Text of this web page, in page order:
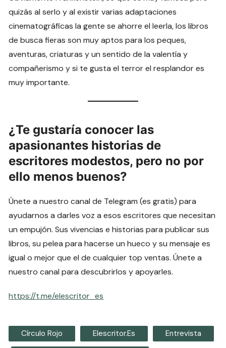
quizás al serlo y al existir varias adaptaciones
cinematográficas la gente se ahorre el leerla, los libros
de busca fieras son muy aptos para los peques,
aventuras, criaturas y un sentido de la valentía y
compañerismo y si te gusta el terror el resplandor es
muy importante.
¿Te gustaría conocer las
apasionantes historias de
escritores modestos, pero no por
ello menos buenos?
Únete a nuestro canal de Telegram (es gratis) para
ayudarnos a darles voz a esos escritores que necesitan
un empujón. Sus vivencias e historias para publicar sus
libros, su pelea para hacerse un hueco y su mensaje es
igual o mejor que el de cualquier top ventas. Únete a
nuestro canal para descubrirlos y apoyarles.
https://t.me/elescritor_es
Círculo Rojo Elescritor.es Entrevista